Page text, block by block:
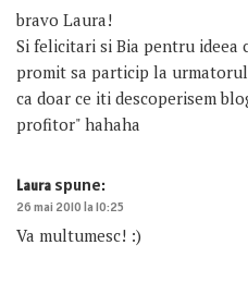
bravo Laura!
Si felicitari si Bia pentru ideea
promit sa particip la
ca doar ce iti descoperisem
profitor" hahaha
Laura spune:
26 mai 2010 la 10:25
Va multumesc! :)